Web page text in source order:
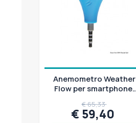
Anemometro Weather
Flow per smartphone,
range 0,1-56 m/s
€ 65,33
€ 59,40